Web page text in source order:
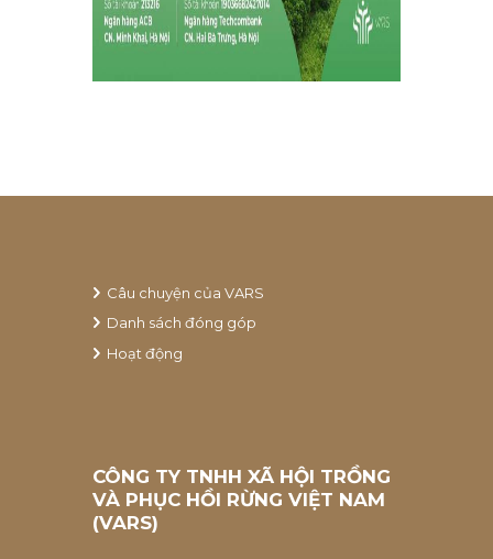
Câu chuyện của VARS
Danh sách đóng góp
Hoạt động
CÔNG TY TNHH XÃ HỘI TRỒNG
VÀ PHỤC HỒI RỪNG VIỆT NAM
(VARS)